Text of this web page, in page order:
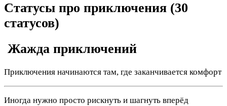
Статусы про приключения (30
статусов)
️ Жажда приключений
Приключения начинаются там, где заканчивается комфорт
Иногда нужно просто рискнуть и шагнуть вперёд